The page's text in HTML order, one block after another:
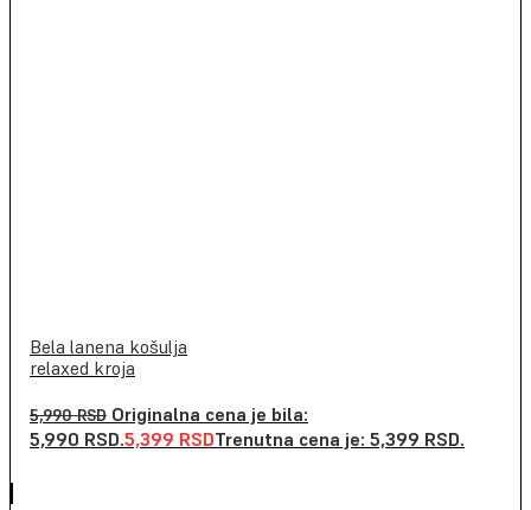
Bela lanena košulja
relaxed kroja
5,990RSD Originalna cena je bila:
5,990 RSD.5,399 RSDTrenutna cena je: 5,399 RSD.